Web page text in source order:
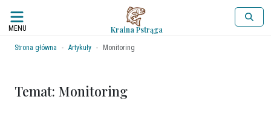
MENU Kraina Pstrąga
Strona główna Artykuły Monitoring
Temat: Monitoring